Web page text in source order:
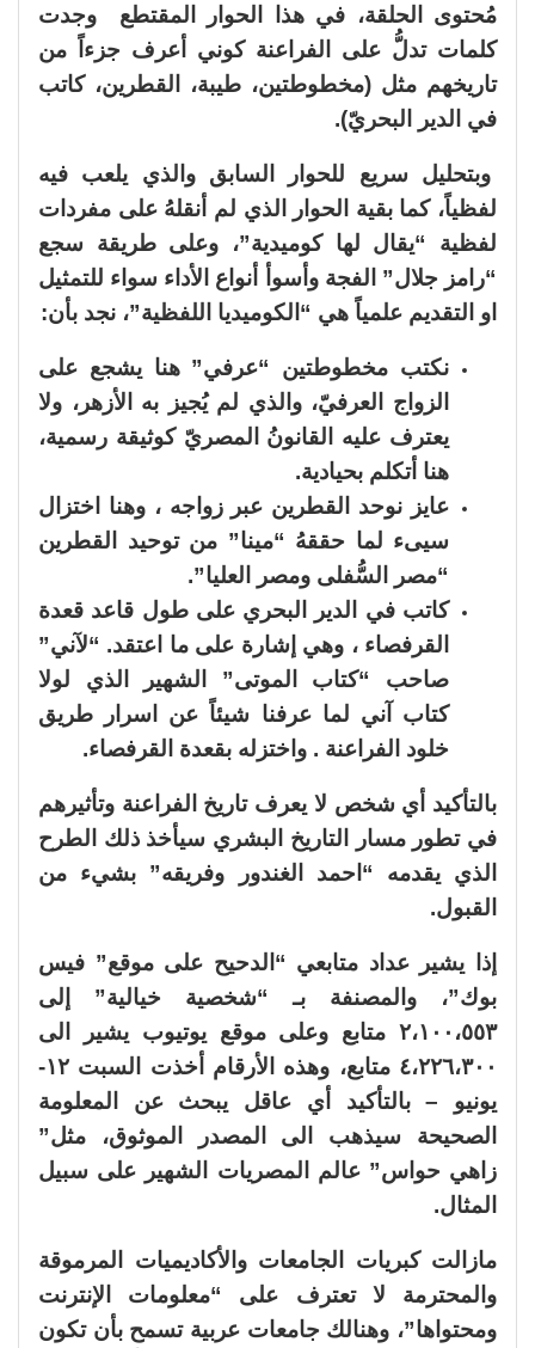
مُحتوى الحلقة، في هذا الحوار المقتطع وجدت
كلمات تدلُّ على الفراعنة كوني أعرف جزءاً من
تاريخهم مثل (مخطوطتين، طيبة، القطرين، كاتب
في الدير البحريّ).
وبتحليل سريع للحوار السابق والذي يلعب فيه
لفظياً، كما بقية الحوار الذي لم أنقلهُ على مفردات
لفظية “يقال لها كوميدية”، وعلى طريقة سجع
“رامز جلال” الفجة وأسوأ أنواع الأداء سواء للتمثيل
او التقديم علمياً هي “الكوميديا اللفظية”، نجد بأن:
نكتب مخطوطتين “عرفي” هنا يشجع على
الزواج العرفيّ، والذي لم يُجيز به الأزهر، ولا
يعترف عليه القانونُ المصريّ كوثيقة رسمية،
هنا أتكلم بحيادية.
عايز نوحد القطرين عبر زواجه ، وهنا اختزال
سيىء لما حققهُ “مينا” من توحيد القطرين
“مصر السُّفلى ومصر العليا”.
كاتب في الدير البحري على طول قاعد قعدة
القرفصاء ، وهي إشارة على ما اعتقد. “لآني”
صاحب “كتاب الموتى” الشهير الذي لولا
كتاب آني لما عرفنا شيئاً عن اسرار طريق
خلود الفراعنة . واختزله بقعدة القرفصاء.
بالتأكيد أي شخص لا يعرف تاريخ الفراعنة وتأثيرهم
في تطور مسار التاريخ البشري سيأخذ ذلك الطرح
الذي يقدمه “احمد الغندور وفريقه” بشيء من
القبول.
إذا يشير عداد متابعي “الدحيح على موقع” فيس
بوك”، والمصنفة بـ “شخصية خيالية” إلى
٢،١٠٠،٥٥٣ متابع وعلى موقع يوتيوب يشير الى
٤،٢٢٦،٣٠٠ متابع، وهذه الأرقام أخذت السبت ١٢-
يونيو – بالتأكيد أي عاقل يبحث عن المعلومة
الصحيحة سيذهب الى المصدر الموثوق، مثل”
زاهي حواس” عالم المصريات الشهير على سبيل
المثال.
مازالت كبريات الجامعات والأكاديميات المرموقة
والمحترمة لا تعترف على “معلومات الإنترنت
ومحتواها”، وهنالك جامعات عربية تسمح بأن تكون